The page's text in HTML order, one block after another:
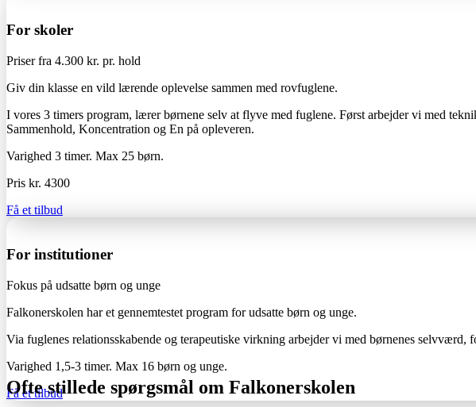
For skoler
Priser fra 4.300 kr. pr. hold
Giv din klasse en vild lærende oplevelse sammen med rovfuglene.
I vores 3 timers program, lærer børnene selv at flyve med fuglene. Først arbejder vi med
Sammenhold, Koncentration og En på opleveren.
Varighed 3 timer. Max 25 børn.
Pris kr. 4300
Få et tilbud
For institutioner
Fokus på udsatte børn og unge
Falkonerskolen har et gennemtestet program for udsatte børn og unge.
Via fuglenes relationsskabende og terapeutiske virkning arbejder vi med børnenes selvværd,
Varighed 1,5-3 timer. Max 16 børn og unge.
Få et tilbud
Ofte stillede spørgsmål om Falkonerskolen